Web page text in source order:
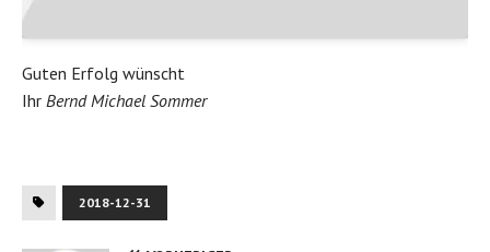
Guten Erfolg wünscht
Ihr Bernd Michael Sommer
2018-12-31